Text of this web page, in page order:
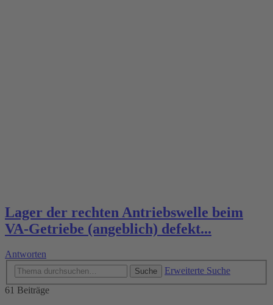
Lager der rechten Antriebswelle beim
VA-Getriebe (angeblich) defekt...
Antworten
Suche
Erweiterte Suche
61 Beiträge